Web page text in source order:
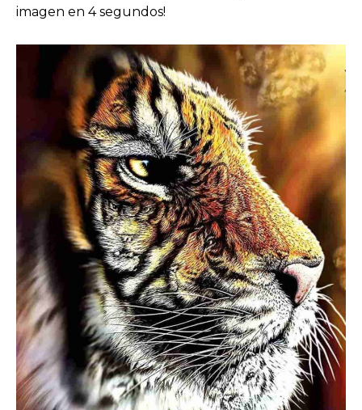
imagen en 4 segundos!